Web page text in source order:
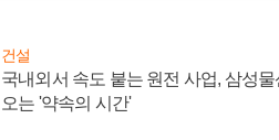
건설
국내외서 속도 붙는 원전 사업, 삼성
오는 '약속의 시간'